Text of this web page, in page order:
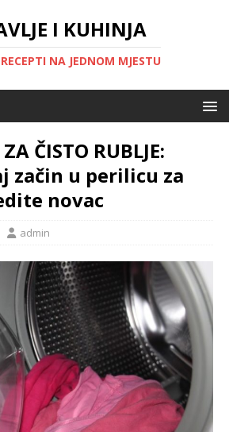
I KUHINJA
NA JEDNOM MJESTU
ČISTO RUBLJE:
začin u perilicu za
novac
admin